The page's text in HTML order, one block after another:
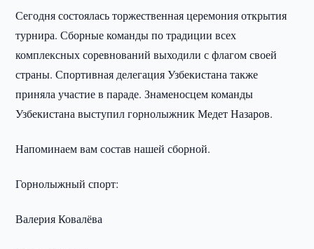
Сегодня состоялась торжественная церемония открытия
турнира. Сборные команды по традиции всех
комплексных соревнований выходили с флагом своей
страны. Спортивная делегация Узбекистана также
приняла участие в параде. Знаменосцем команды
Узбекистана выступил горнолыжник Медет Назаров.
Напоминаем вам состав нашей сборной.
Горнолыжный спорт:
Валерия Ковалёва